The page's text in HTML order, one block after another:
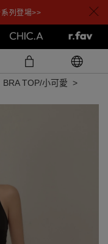
列登場>>
BRA TOP/小可愛